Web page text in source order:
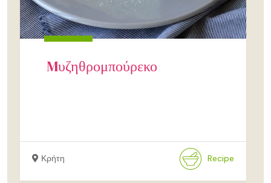
Mυζηθρομπούρεκο
Κρήτη Recipe